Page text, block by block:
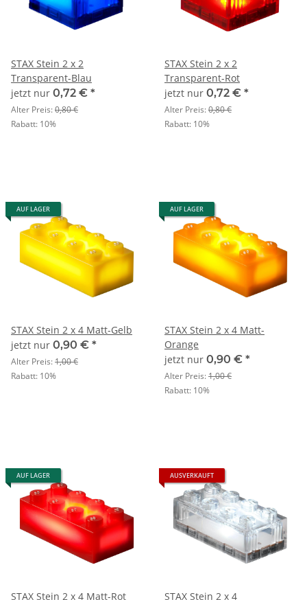
STAX Stein 2 x 2
Transparent-Blau
jetzt nur 0,72 € *
Alter Preis:0,80 €
Rabatt: 10%
STAX Stein 2 x 2
Transparent-Rot
jetzt nur 0,72 € *
Alter Preis:0,80 €
Rabatt: 10%
AUF LAGER
STAX Stein 2 x 4 Matt-Gelb
jetzt nur 0,90 € *
Alter Preis:1,00 €
Rabatt: 10%
AUF LAGER
STAX Stein 2 x 4 Matt-
Orange
jetzt nur 0,90 € *
Alter Preis:1,00 €
Rabatt: 10%
AUF LAGER
STAX Stein 2 x 4 Matt-Rot
AUSVERKAUFT
STAX Stein 2 x 4